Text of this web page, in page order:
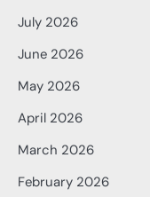
July 2026
June 2026
May 2026
April 2026
March 2026
February 2026